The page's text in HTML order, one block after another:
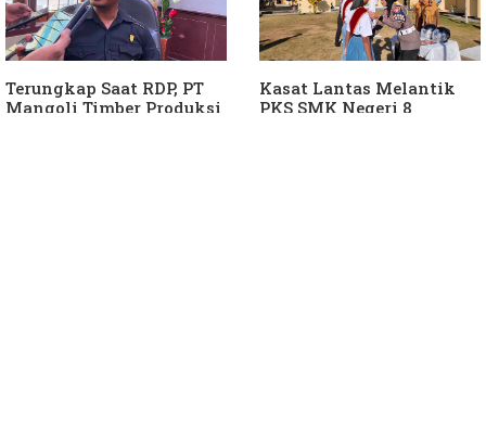
Terungkap Saat RDP, PT
Mangoli Timber Produksi
Kasat Lantas Melantik
PKS SMK Negeri 8